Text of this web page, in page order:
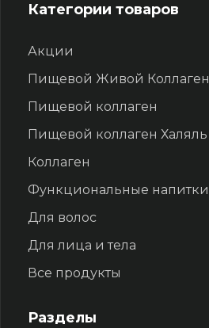
Категории товаров
Акции
Пищевой Живой Коллаген
Пищевой коллаген
Пищевой коллаген Халяль
Коллаген
Функциональные напитки
Для волос
Для лица и тела
Все продукты
Разделы